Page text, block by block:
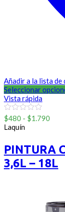
Añadir a la lista de
Seleccionar
Vista rápida
0
out
of
$480 - $1.790
hasta
Laquín
PINTURA
3,6L – 18L